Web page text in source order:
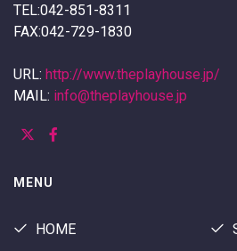
TEL:042-851-8311
FAX:042-729-1830
URL: http://www.theplayhouse.jp/
MAIL: info@theplayhouse.jp
MENU
HOME